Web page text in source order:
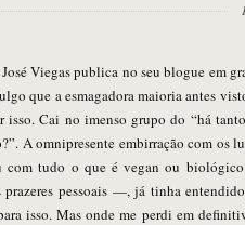
que a esmagadora maioria antes
Cai no imenso grupo do “há
A omnipresente embirração com os
com tudo o que é vegan ou
pessoais —, já tinha
isso. Mas onde me perdi em